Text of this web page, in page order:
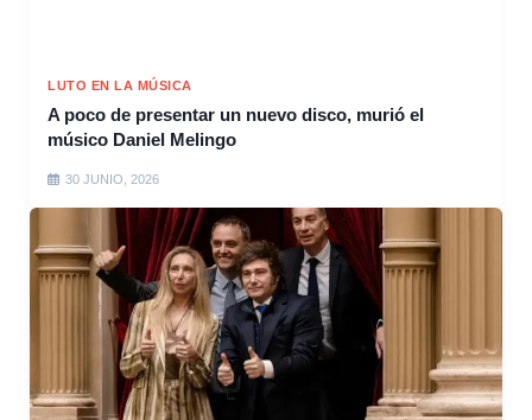
LUTO EN LA MÚSICA
A poco de presentar un nuevo disco, murió el
músico Daniel Melingo
30 JUNIO, 2026